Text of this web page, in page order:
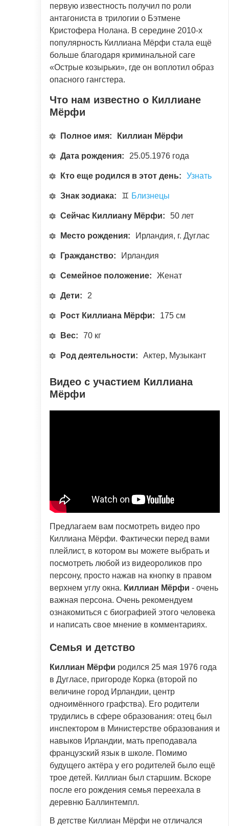
первую известность получил по роли
антагониста в трилогии о Бэтмене
Кристофера Нолана. В середине 2010-х
популярность Киллиана Мёрфи стала ещё
больше благодаря криминальной саге
«Острые козырьки», где он воплотил образ
опасного гангстера.
Что нам известно о Киллиане
Мёрфи
Полное имя: Киллиан Мёрфи
Дата рождения: 25.05.1976 года
Кто еще родился в этот день: Узнать
Знак зодиака: ♊ Близнецы
Сейчас Киллиану Мёрфи: 50 лет
Место рождения: Ирландия, г. Дуглас
Гражданство: Ирландия
Семейное положение: Женат
Дети: 2
Рост Киллиана Мёрфи: 175 см
Вес: 70 кг
Род деятельности: Актер, Музыкант
Видео с участием Киллиана
Мёрфи
Предлагаем вам посмотреть видео про
Киллиана Мёрфи. Фактически перед вами
плейлист, в котором вы можете выбрать и
посмотреть любой из видеороликов про
персону, просто нажав на кнопку в правом
верхнем углу окна. Киллиан Мёрфи - очень
важная персона. Очень рекомендуем
ознакомиться с биографией этого человека
и написать свое мнение в комментариях.
Семья и детство
Киллиан Мёрфи родился 25 мая 1976 года
в Дугласе, пригороде Корка (второй по
величине город Ирландии, центр
одноимённого графства). Его родители
трудились в сфере образования: отец был
инспектором в Министерстве образования и
навыков Ирландии, мать преподавала
французский язык в школе. Помимо
будущего актёра у его родителей было ещё
трое детей. Киллиан был старшим. Вскоре
после его рождения семья переехала в
деревню Баллинтемпл.
В детстве Киллиан Мёрфи не отличался